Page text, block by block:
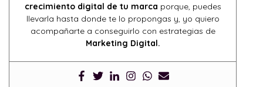
crecimiento digital de tu marca porque, puedes
llevarla hasta donde te lo propongas y, yo quiero
acompañarte a conseguirlo con estrategias de
Marketing Digital.